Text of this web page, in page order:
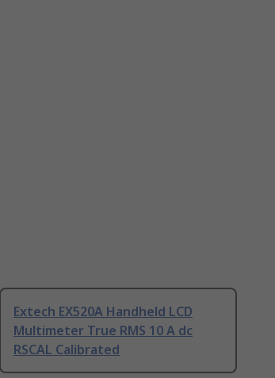
Extech EX520A Handheld LCD
Multimeter True RMS 10 A dc
RSCAL Calibrated